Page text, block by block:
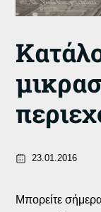
23.01.2016
Μπορείτε